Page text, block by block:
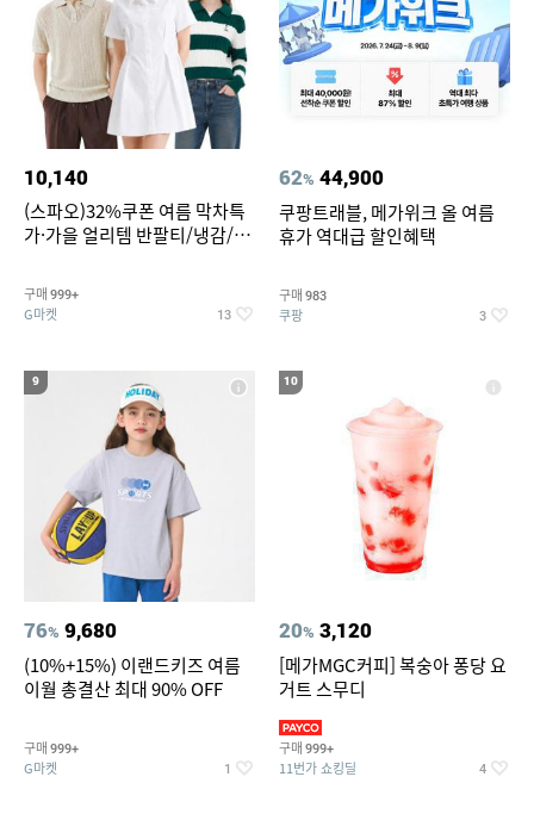
10,140
(스파오)32%쿠폰 여름 막차특
가·가을 얼리템 반팔티/냉감/반
건 외 ~74%OFF
구매 999+
G마켓 13
62% 44,900
쿠팡트래블, 메가위크 올 여름
휴가 역대급 할인혜택
구매 983
쿠팡 3
9
76% 9,680
(10%+15%) 이랜드키즈 여름
이월 총결산 최대 90% OFF
구매 999+
G마켓 1
10
20% 3,120
[메가MGC커피] 복숭아 퐁당 요
거트 스무디
구매 999+
11번가 쇼킹딜 4